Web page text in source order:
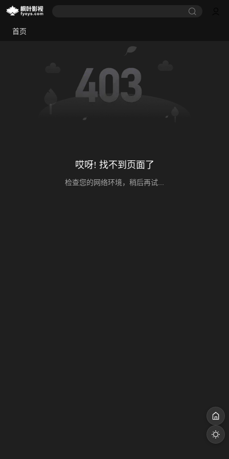
首页
哎呀! 找不到页面了
检查您的网络环境，稍后再试...